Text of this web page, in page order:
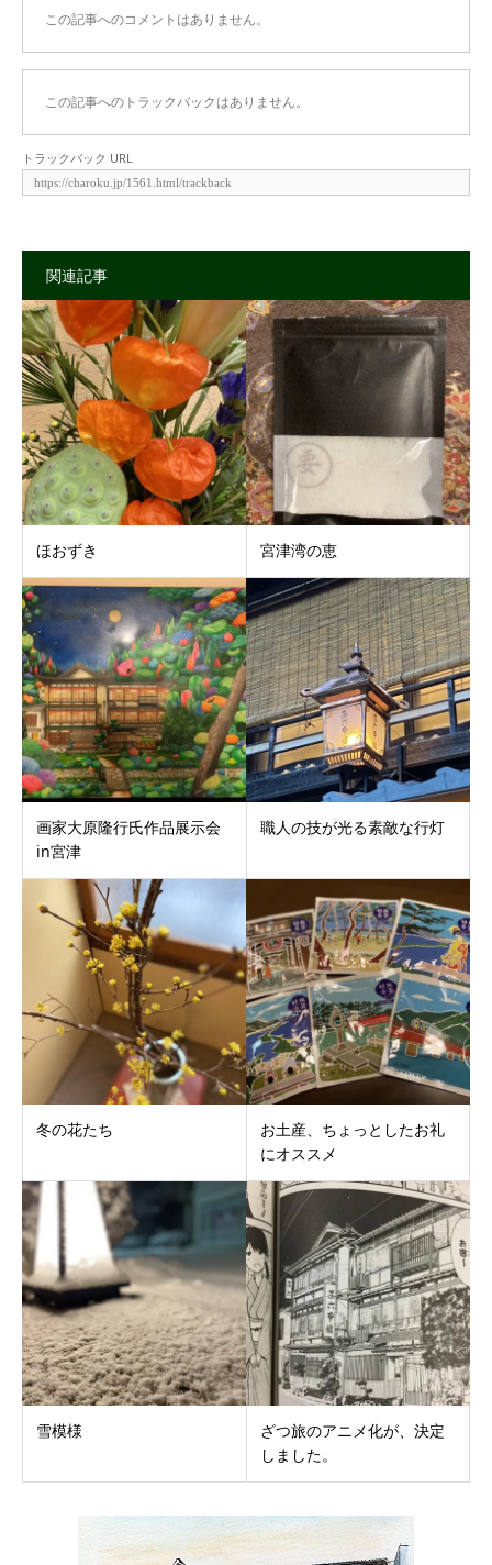
この記事へのコメントはありません。
この記事へのトラックバックはありません。
トラックバック URL
関連記事
ほおずき 宮津湾の恵
画家大原隆行氏作品展示会
in宮津
職人の技が光る素敵な行灯
冬の花たち
お土産、ちょっとしたお礼
にオススメ
雪模様
ざつ旅のアニメ化が、決定
しました。